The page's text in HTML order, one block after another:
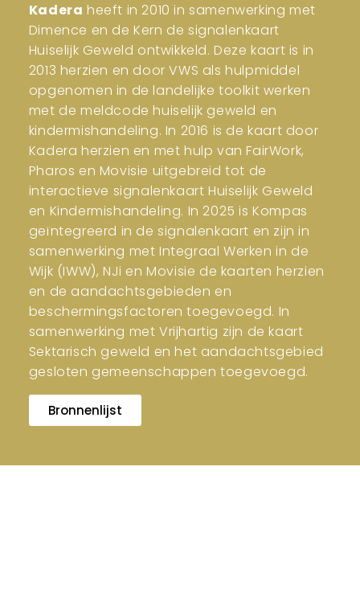
Kadera heeft in 2010 in samenwerking met
Dimence en de Kern de signalenkaart
Huiselijk Geweld ontwikkeld. Deze kaart is in
2013 herzien en door VWS als hulpmiddel
opgenomen in de landelijke toolkit werken
met de meldcode huiselijk geweld en
kindermishandeling. In 2016 is de kaart door
Kadera herzien en met hulp van FairWork,
Pharos en Movisie uitgebreid tot de
interactieve signalenkaart Huiselijk Geweld
en Kindermishandeling. In 2025 is Kompas
geïntegreerd in de signalenkaart en zijn in
samenwerking met Integraal Werken in de
Wijk (IWW), NJi en Movisie de kaarten herzien
en de aandachtsgebieden en
beschermingsfactoren toegevoegd. In
samenwerking met Vrijhartig zijn de kaart
Sektarisch geweld en het aandachtsgebied
gesloten gemeenschappen toegevoegd.
Bronnenlijst